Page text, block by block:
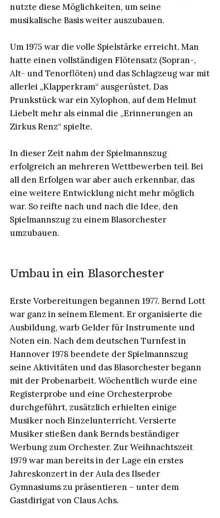
nutzte diese Möglichkeiten, um seine
musikalische Basis weiter auszubauen.
Um 1975 war die volle Spielstärke erreicht. Man
hatte einen vollständigen Flötensatz (Sopran-,
Alt- und Tenorflöten) und das Schlagzeug war mit
allerlei „Klapperkram“ ausgerüstet. Das
Prunkstück war ein Xylophon, auf dem Helmut
Liebelt mehr als einmal die „Erinnerungen an
Zirkus Renz“ spielte.
In dieser Zeit nahm der Spielmannszug
erfolgreich an mehreren Wettbewerben teil. Bei
all den Erfolgen war aber auch erkennbar, das
eine weitere Entwicklung nicht mehr möglich
war. So reifte nach und nach die Idee, den
Spielmannszug zu einem Blasorchester
umzubauen.
Umbau in ein Blasorchester
Erste Vorbereitungen begannen 1977. Bernd Lott
war ganz in seinem Element. Er organisierte die
Ausbildung, warb Gelder für Instrumente und
Noten ein. Nach dem deutschen Turnfest in
Hannover 1978 beendete der Spielmannszug
seine Aktivitäten und das Blasorchester begann
mit der Probenarbeit. Wöchentlich wurde eine
Registerprobe und eine Orchesterprobe
durchgeführt, zusätzlich erhielten einige
Musiker noch Einzelunterricht. Versierte
Musiker stießen dank Bernds beständiger
Werbung zum Orchester. Zur Weihnachtszeit
1979 war man bereits in der Lage ein erstes
Jahreskonzert in der Aula des Ilseder
Gymnasiums zu präsentieren – unter dem
Gastdirigat von Claus Achs.